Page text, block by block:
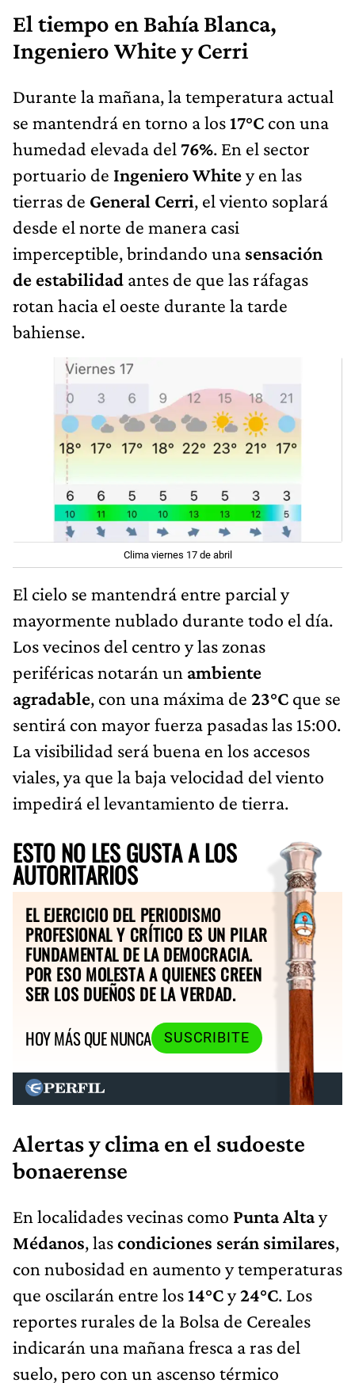
El tiempo en Bahía Blanca,
Ingeniero White y Cerri
Durante la mañana, la temperatura actual
se mantendrá en torno a los17°C con una
humedad elevada del 76%. En el sector
portuario de Ingeniero Whitey en las
tierras de General Cerri, el viento soplará
desde el norte de manera casi
imperceptible, brindando una sensación
de estabilidad antes de que las ráfagas
rotan hacia el oeste durante la tarde
bahiense.
Clima viernes 17 de abril
El cielo se mantendrá entre parcial y
mayormente nublado durante todo el día.
Los vecinos del centro y las zonas
periféricas notarán un ambiente
agradable, con una máxima de 23°C que se
sentirá con mayor fuerza pasadas las 15:00.
La visibilidad será buena en los accesos
viales, ya que la baja velocidad del viento
impedirá el levantamiento de tierra.
ESTO NO LES GUSTA A LOS
AUTORITARIOS
EL EJERCICIO DEL PERIODISMO
PROFESIONAL Y CRÍTICO ES UN PILAR
FUNDAMENTAL DE LA DEMOCRACIA.
POR ESO MOLESTA A QUIENES CREEN
SER LOS DUEÑOS DE LA VERDAD.
HOY MÁS QUE NUNCA
SUSCRIBITE
Alertas y clima en el sudoeste
bonaerense
En localidades vecinas como Punta Altay
Médanos, lascondiciones serán similares,
con nubosidad en aumento y temperaturas
que oscilarán entre los14°Cy24°C. Los
reportes rurales de la Bolsa de Cereales
indicarán una mañana fresca a ras del
suelo, pero con un ascenso térmico